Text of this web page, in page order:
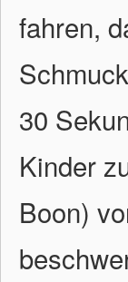
fahren,
30
Kinder
Boon)